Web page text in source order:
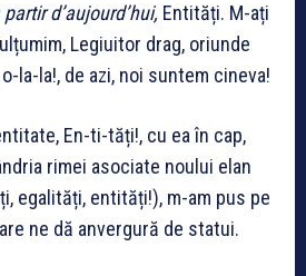
partir d’aujourd’hui, Entități. M-ați
Legiuitor drag, oriunde
la-la!, de azi, noi suntem cineva!
En-ti-tăți!, cu ea în cap,
rimei asociate noului elan
egalități, entități!), m-am pus pe
ne dă anvergură de statui.